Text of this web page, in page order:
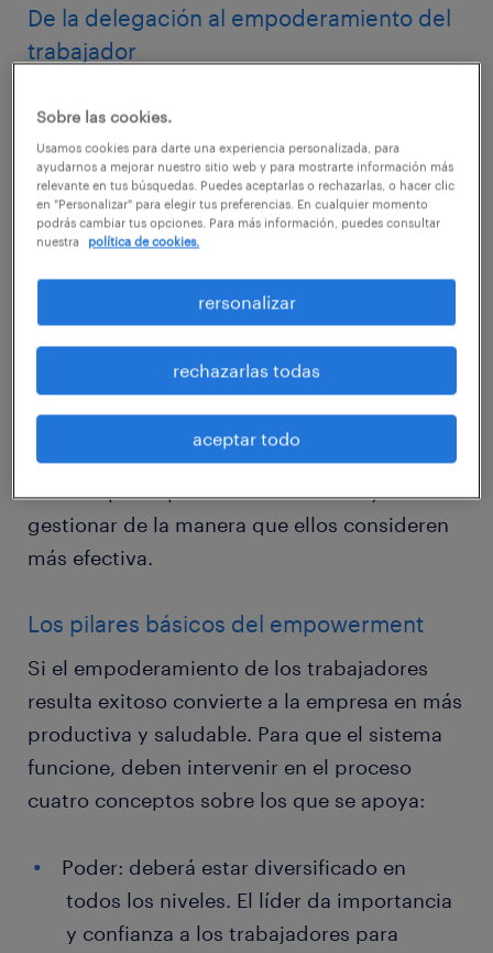
De la delegación al empoderamiento del
trabajador
desplaza algunas responsabilidades a los
integrantes de su equipo. Sin embargo,
supervisará las líneas de actuación y tendrá la
última palabra.
Cuando este modelo de dirección se
consolida, puede derivar hacia otro conocido
como empowerment (empoderamiento), en
el cual el líder tiene confianza plena y otorga
el poder total de cada parcela a los
integrantes de su team, por lo tanto, tienen
libertad para aprovechar su talento y
gestionar de la manera que ellos consideren
más efectiva.
Los pilares básicos del empowerment
Si el empoderamiento de los trabajadores
resulta exitoso convierte a la empresa en más
productiva y saludable. Para que el sistema
funcione, deben intervenir en el proceso
cuatro conceptos sobre los que se apoya:
Poder: deberá estar diversificado en
todos los niveles. El líder da importancia
y confianza a los trabajadores para
Sobre las cookies.
Usamos cookies para darte una experiencia personalizada, para
ayudarnos a mejorar nuestro sitio web y para mostrarte información más
relevante en tus búsquedas. Puedes aceptarlas o rechazarlas, o hacer clic
en "Personalizar" para elegir tus preferencias. En cualquier momento
podrás cambiar tus opciones. Para más información, puedes consultar
nuestra
política de cookies.
rersonalizar
rechazarlas todas
aceptar todo